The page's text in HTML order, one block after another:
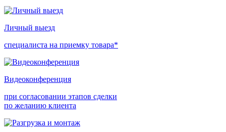
Личный выезд
специалиста на приемку товара*
Видеоконференция
при согласовании этапов сделки
по желанию клиента